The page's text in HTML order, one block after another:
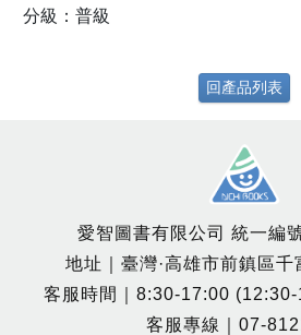
分級：普級
回產品列表
愛智圖書有限公司 統一編
地址｜臺灣·高雄市前鎮區
客服時間｜8:30-17:00
客服專線｜07-